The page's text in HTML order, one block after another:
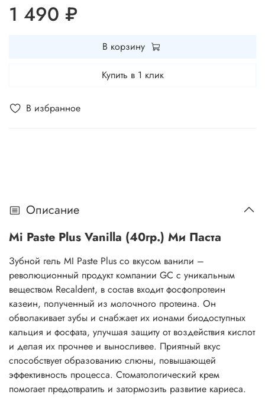
В избранное
1 490 ₽
В корзину
Купить в 1 клик
Описание
Mi Paste Plus Vanilla (40гр.) Ми Паста
Зубной гель MI Paste Plus со вкусом ванили –
революционный продукт компании GC с уникальным
веществом Recaldent, в состав входит фосфопротеин
казеин, полученный из молочного протеина. Он
обволакивает зубы и снабжает их ионами биодоступных
кальция и фосфата, улучшая защиту от воздействия кислот
и делая их прочнее и выносливее. Приятный вкус
способствует образованию слюны, повышающей
эффективность процесса. Стоматологический крем
помогает предотвратить и затормозить развитие кариеса.